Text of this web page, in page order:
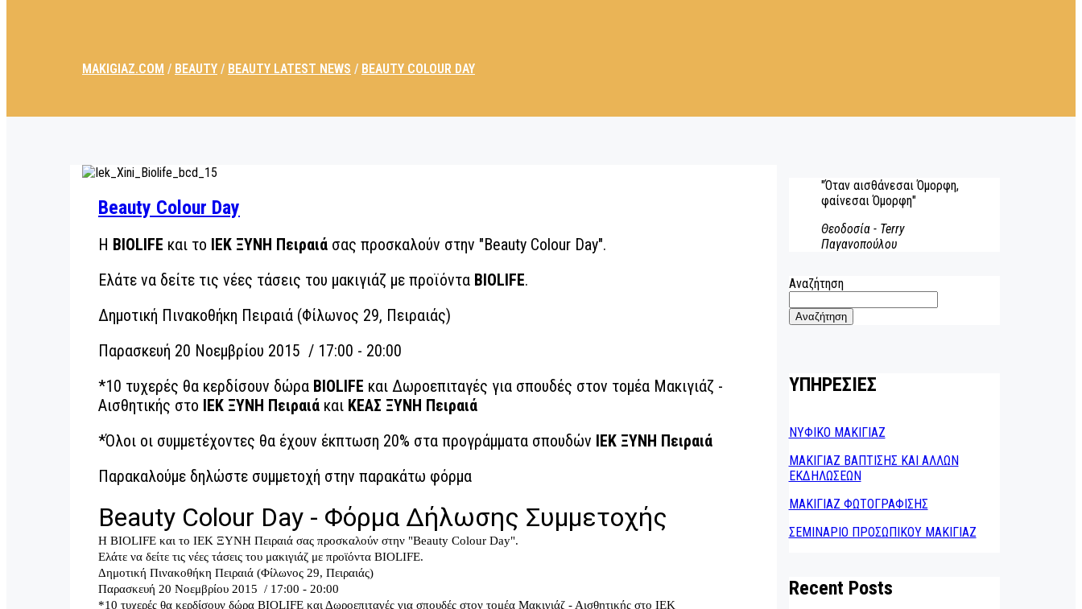
MAKIGIAZ.COM / BEAUTY / BEAUTY LATEST NEWS / BEAUTY COLOUR DAY
Beauty Colour Day
H BIOLIFE και το ΙΕΚ ΞΥΝΗ Πειραιά σας προσκαλούν στην "Beauty Colour Day".
Ελάτε να δείτε τις νέες τάσεις του μακιγιάζ με προϊόντα BIOLIFE.
Δημοτική Πινακοθήκη Πειραιά (Φίλωνος 29, Πειραιάς)
Παρασκευή 20 Νοεμβρίου 2015 / 17:00 - 20:00
*10 τυχερές θα κερδίσουν δώρα BIOLIFE και Δωροεπιταγές για σπουδές στον τομέα Μακιγιάζ -
Αισθητικής στο ΙΕΚ ΞΥΝΗ Πειραιά και ΚΕΑΣ ΞΥΝΗ Πειραιά
*Όλοι οι συμμετέχοντες θα έχουν έκπτωση 20% στα προγράμματα σπουδών ΙΕΚ ΞΥΝΗ Πειραιά
Παρακαλούμε δηλώστε συμμετοχή στην παρακάτω φόρμα
"Όταν αισθάνεσαι Όμορφη,
φαίνεσαι Όμορφη"
Θεοδοσία - Terry
Παγανοπούλου
Αναζήτηση
Αναζήτηση
ΥΠΗΡΕΣΙΕΣ
ΝΥΦΙΚΟ ΜΑΚΙΓΙΑΖ
ΜΑΚΙΓΙΑΖ ΒΑΠΤΙΣΗΣ ΚΑΙ ΑΛΛΩΝ
ΕΚΔΗΛΩΣΕΩΝ
ΜΑΚΙΓΙΑΖ ΦΩΤΟΓΡΑΦΙΣΗΣ
ΣΕΜΙΝΑΡΙΟ ΠΡΟΣΩΠΙΚΟΥ ΜΑΚΙΓΙΑΖ
Recent Posts